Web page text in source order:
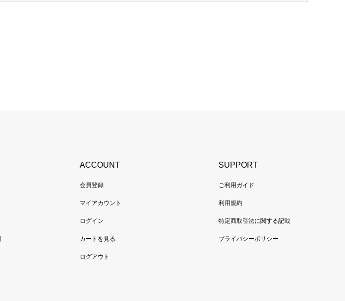
ACCOUNT
会員登録
マイアカウント
ログイン
カートを見る
ログアウト
SUPPORT
ご利用ガイド
利用規約
特定商取引法に関する記載
プライバシーポリシー